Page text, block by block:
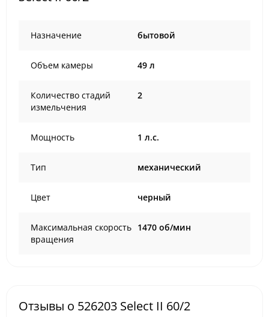
Назначение бытовой
Объем камеры 49 л
Количество стадий
измельчения
2
Мощность 1 л.с.
Тип механический
Цвет черный
Максимальная скорость
вращения
1470 об/мин
Отзывы о 526203 Select II 60/2